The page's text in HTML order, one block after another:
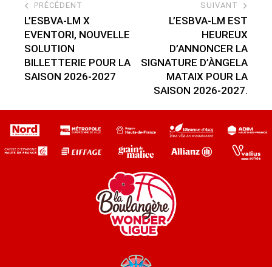
PRÉCÉDENT
L’ESBVA-LM X
EVENTORI, NOUVELLE
SOLUTION
BILLETTERIE POUR LA
SAISON 2026-2027
SUIVANT
L’ESBVA-LM EST
HEUREUX
D’ANNONCER LA
SIGNATURE D’ÀNGELA
MATAIX POUR LA
SAISON 2026-2027.